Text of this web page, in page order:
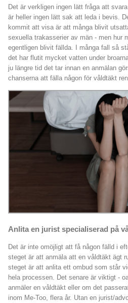
Det är verkligen ingen lätt fråga att
är heller ingen lätt sak att leda i bevis.
kommit att visa är att många blivit
sexuella trakasserier av män - men hur
egentligen blivit fällda. I många fall så
det har flutit mycket vatten under
ju längre tid det tar innan en anmälan
chanserna att fälla någon för våldtäkt
Anlita en jurist specialiserad på
Det är inte omöjligt att få någon fälld i
steget är att anmäla att en våldtäkt ägt
steget är att anlita ett ombud som står
hela processen. Det senare är viktigt -
anmäler en våldtäkt eller om det
inom Me-Too, flera år. Utan en jurist/